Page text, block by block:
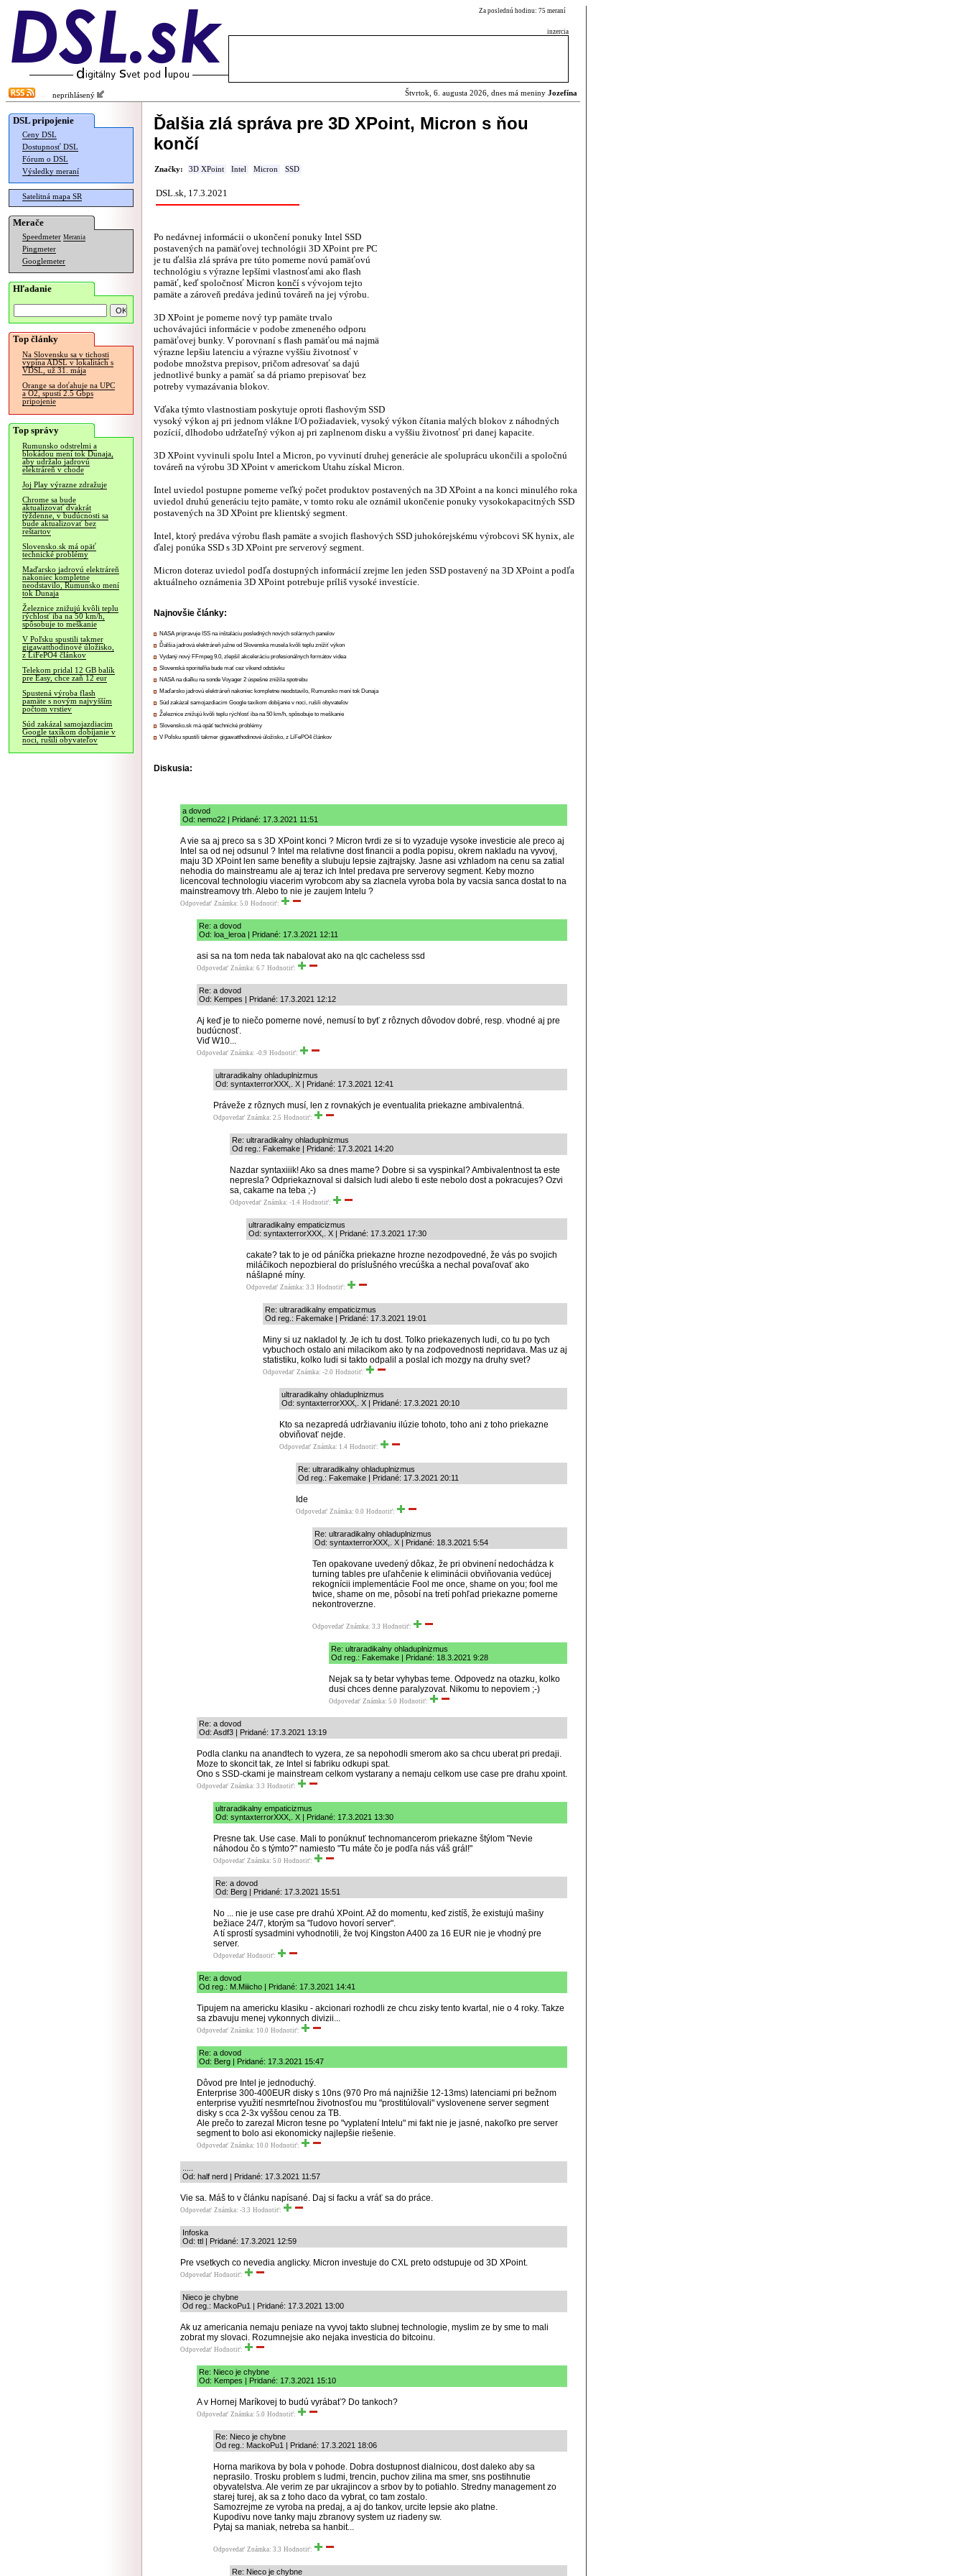
Za poslednú hodinu: 75 meraní
inzercia
neprihlásený Štvrtok, 6. augusta 2026, dnes má meniny Jozefína
DSL pripojenie
Ceny DSL
Dostupnosť DSL
Fórum o DSL
Výsledky meraní
Satelitná mapa SR
Merače
Speedmeter Merania
Pingmeter
Googlemeter
Hľadanie
Top články
Na Slovensku sa v tichosti
vypína ADSL v lokalitách s
VDSL, už 31. mája
Orange sa doťahuje na UPC
a O2, spustí 2.5 Gbps
pripojenie
Top správy
Rumunsko odstrelmi a
blokádou mení tok Dunaja,
aby udržalo jadrovú
elektráreň v chode
Joj Play výrazne zdražuje
Chrome sa bude
aktualizovať dvakrát
týždenne, v budúcnosti sa
bude aktualizovať bez
reštartov
Slovensko.sk má opäť
technické problémy
Maďarsko jadrovú elektráreň
nakoniec kompletne
neodstavilo, Rumunsko mení
tok Dunaja
Železnice znižujú kvôli teplu
rýchlosť iba na 50 km/h,
spôsobuje to meškanie
V Poľsku spustili takmer
gigawatthodinové úložisko,
z LiFePO4 článkov
Telekom pridal 12 GB balík
pre Easy, chce zaň 12 eur
Spustená výroba flash
pamäte s novým najvyšším
počtom vrstiev
Súd zakázal samojazdiacim
Google taxíkom dobíjanie v
noci, rušili obyvateľov
Ďalšia zlá správa pre 3D XPoint, Micron s ňou
končí
Značky: 3D XPoint Intel Micron SSD
DSL.sk, 17.3.2021
Po nedávnej informácii o ukončení ponuky Intel SSD
postavených na pamäťovej technológii 3D XPoint pre PC
je tu ďalšia zlá správa pre túto pomerne novú pamäťovú
technológiu s výrazne lepšími vlastnosťami ako flash
pamäť, keď spoločnosť Micron končí s vývojom tejto
pamäte a zároveň predáva jedinú továreň na jej výrobu.
3D XPoint je pomerne nový typ pamäte trvalo
uchovávajúci informácie v podobe zmeneného odporu
pamäťovej bunky. V porovnaní s flash pamäťou má najmä
výrazne lepšiu latenciu a výrazne vyššiu životnosť v
podobe množstva prepisov, pričom adresovať sa dajú
jednotlivé bunky a pamäť sa dá priamo prepisovať bez
potreby vymazávania blokov.
Vďaka týmto vlastnostiam poskytuje oproti flashovým SSD
vysoký výkon aj pri jednom vlákne I/O požiadaviek, vysoký výkon čítania malých blokov z náhodných
pozícií, dlhodobo udržateľný výkon aj pri zaplnenom disku a vyššiu životnosť pri danej kapacite.
3D XPoint vyvinuli spolu Intel a Micron, po vyvinutí druhej generácie ale spoluprácu ukončili a spoločnú
továreň na výrobu 3D XPoint v americkom Utahu získal Micron.
Intel uviedol postupne pomerne veľký počet produktov postavených na 3D XPoint a na konci minulého roka
uviedol druhú generáciu tejto pamäte, v tomto roku ale oznámil ukončenie ponuky vysokokapacitných SSD
postavených na 3D XPoint pre klientský segment.
Intel, ktorý predáva výrobu flash pamäte a svojich flashových SSD juhokórejskému výrobcovi SK hynix, ale
ďalej ponúka SSD s 3D XPoint pre serverový segment.
Micron doteraz uviedol podľa dostupných informácií zrejme len jeden SSD postavený na 3D XPoint a podľa
aktuálneho oznámenia 3D XPoint potrebuje príliš vysoké investície.
Najnovšie články:
NASA pripravuje ISS na inštaláciu posledných nových solárnych panelov
Ďalšia jadrová elektráreň južne od Slovenska musela kvôli teplu znížiť výkon
Vydaný nový FFmpeg 9.0, zlepšil akceleráciu profesionálnych formátov videa
Slovenská sporiteľňa bude mať cez víkend odstávku
NASA na diaľku na sonde Voyager 2 úspešne znížila spotrebu
Maďarsko jadrovú elektráreň nakoniec kompletne neodstavilo, Rumunsko mení tok Dunaja
Súd zakázal samojazdiacim Google taxíkom dobíjanie v noci, rušili obyvateľov
Železnice znižujú kvôli teplu rýchlosť iba na 50 km/h, spôsobuje to meškanie
Slovensko.sk má opäť technické problémy
V Poľsku spustili takmer gigawatthodinové úložisko, z LiFePO4 článkov
Diskusia:
a dovod
Od: nemo22 | Pridané: 17.3.2021 11:51
A vie sa aj preco sa s 3D XPoint konci ? Micron tvrdi ze si to vyzaduje vysoke investicie ale preco aj
Intel sa od nej odsunul ? Intel ma relativne dost financii a podla popisu, okrem nakladu na vyvovj,
maju 3D XPoint len same benefity a slubuju lepsie zajtrajsky. Jasne asi vzhladom na cenu sa zatial
nehodia do mainstreamu ale aj teraz ich Intel predava pre serverovy segment. Keby mozno
licencoval technologiu viacerim vyrobcom aby sa zlacnela vyroba bola by vacsia sanca dostat to na
mainstreamovy trh. Alebo to nie je zaujem Intelu ?
Odpovedať Známka: 5.0 Hodnotiť:
Re: a dovod
Od: loa_leroa | Pridané: 17.3.2021 12:11
asi sa na tom neda tak nabalovat ako na qlc cacheless ssd
Odpovedať Známka: 6.7 Hodnotiť:
Re: a dovod
Od: Kempes | Pridané: 17.3.2021 12:12
Aj keď je to niečo pomerne nové, nemusí to byť z rôznych dôvodov dobré, resp. vhodné aj pre
budúcnosť.
Viď W10...
Odpovedať Známka: -0.9 Hodnotiť:
ultraradikalny ohladuplnizmus
Od: syntaxterrorXXX,. X | Pridané: 17.3.2021 12:41
Práveže z rôznych musí, len z rovnakých je eventualita priekazne ambivalentná.
Odpovedať Známka: 2.5 Hodnotiť:
Re: ultraradikalny ohladuplnizmus
Od reg.: Fakemake | Pridané: 17.3.2021 14:20
Nazdar syntaxiiik! Ako sa dnes mame? Dobre si sa vyspinkal? Ambivalentnost ta este
nepresla? Odpriekaznoval si dalsich ludi alebo ti este nebolo dost a pokracujes? Ozvi
sa, cakame na teba ;-)
Odpovedať Známka: -1.4 Hodnotiť:
ultraradikalny empaticizmus
Od: syntaxterrorXXX,. X | Pridané: 17.3.2021 17:30
cakate? tak to je od páníčka priekazne hrozne nezodpovedné, že vás po svojich
miláčikoch nepozbieral do príslušného vrecúška a nechal povaľovať ako
nášlapné míny.
Odpovedať Známka: 3.3 Hodnotiť:
Re: ultraradikalny empaticizmus
Od reg.: Fakemake | Pridané: 17.3.2021 19:01
Miny si uz nakladol ty. Je ich tu dost. Tolko priekazenych ludi, co tu po tych
vybuchoch ostalo ani milacikom ako ty na zodpovednosti nepridava. Mas uz aj
statistiku, kolko ludi si takto odpalil a poslal ich mozgy na druhy svet?
Odpovedať Známka: -2.0 Hodnotiť:
ultraradikalny ohladuplnizmus
Od: syntaxterrorXXX,. X | Pridané: 17.3.2021 20:10
Kto sa nezapredá udržiavaniu ilúzie tohoto, toho ani z toho priekazne
obviňovať nejde.
Odpovedať Známka: 1.4 Hodnotiť:
Re: ultraradikalny ohladuplnizmus
Od reg.: Fakemake | Pridané: 17.3.2021 20:11
Ide
Odpovedať Známka: 0.0 Hodnotiť:
Re: ultraradikalny ohladuplnizmus
Od: syntaxterrorXXX,. X | Pridané: 18.3.2021 5:54
Ten opakovane uvedený dôkaz, že pri obvinení nedochádza k
turning tables pre uľahčenie k eliminácii obviňovania vedúcej
rekognícii implementácie Fool me once, shame on you; fool me
twice, shame on me, pôsobí na tretí pohľad priekazne pomerne
nekontroverzne.
Odpovedať Známka: 3.3 Hodnotiť:
Re: ultraradikalny ohladuplnizmus
Od reg.: Fakemake | Pridané: 18.3.2021 9:28
Nejak sa ty betar vyhybas teme. Odpovedz na otazku, kolko
dusi chces denne paralyzovat. Nikomu to nepoviem ;-)
Odpovedať Známka: 5.0 Hodnotiť:
Re: a dovod
Od: Asdf3 | Pridané: 17.3.2021 13:19
Podla clanku na anandtech to vyzera, ze sa nepohodli smerom ako sa chcu uberat pri predaji.
Moze to skoncit tak, ze Intel si fabriku odkupi spat.
Ono s SSD-ckami je mainstream celkom vystarany a nemaju celkom use case pre drahu xpoint.
Odpovedať Známka: 3.3 Hodnotiť:
ultraradikalny empaticizmus
Od: syntaxterrorXXX,. X | Pridané: 17.3.2021 13:30
Presne tak. Use case. Mali to ponúknuť technomancerom priekazne štýlom "Nevie
náhodou čo s týmto?" namiesto "Tu máte čo je podľa nás váš grál!"
Odpovedať Známka: 5.0 Hodnotiť:
Re: a dovod
Od: Berg | Pridané: 17.3.2021 15:51
No ... nie je use case pre drahú XPoint. Až do momentu, keď zistíš, že existujú mašiny
bežiace 24/7, ktorým sa "ľudovo hovorí server".
A tí sprostí sysadmini vyhodnotili, že tvoj Kingston A400 za 16 EUR nie je vhodný pre
server.
Odpovedať Hodnotiť:
Re: a dovod
Od reg.: M.Miiicho | Pridané: 17.3.2021 14:41
Tipujem na americku klasiku - akcionari rozhodli ze chcu zisky tento kvartal, nie o 4 roky. Takze
sa zbavuju menej vykonnych divizii...
Odpovedať Známka: 10.0 Hodnotiť:
Re: a dovod
Od: Berg | Pridané: 17.3.2021 15:47
Dôvod pre Intel je jednoduchý.
Enterprise 300-400EUR disky s 10ns (970 Pro má najnižšie 12-13ms) latenciami pri bežnom
enterprise využití nesmrteľnou životnosťou mu "prostitúlovali" vyslovenene server segment
disky s cca 2-3x vyššou cenou za TB.
Ale prečo to zarezal Micron tesne po "vyplatení Intelu" mi fakt nie je jasné, nakoľko pre server
segment to bolo asi ekonomicky najlepšie riešenie.
Odpovedať Známka: 10.0 Hodnotiť:
Od: half nerd | Pridané: 17.3.2021 11:57
Vie sa. Máš to v článku napísané. Daj si facku a vráť sa do práce.
Odpovedať Známka: -3.3 Hodnotiť:
Infoska
Od: ttl | Pridané: 17.3.2021 12:59
Pre vsetkych co nevedia anglicky. Micron investuje do CXL preto odstupuje od 3D XPoint.
Odpovedať Hodnotiť:
Nieco je chybne
Od reg.: MackoPu1 | Pridané: 17.3.2021 13:00
Ak uz americania nemaju peniaze na vyvoj takto slubnej technologie, myslim ze by sme to mali
zobrat my slovaci. Rozumnejsie ako nejaka investicia do bitcoinu.
Odpovedať Hodnotiť:
Re: Nieco je chybne
Od: Kempes | Pridané: 17.3.2021 15:10
A v Hornej Maríkovej to budú vyrábať? Do tankoch?
Odpovedať Známka: 5.0 Hodnotiť:
Re: Nieco je chybne
Od reg.: MackoPu1 | Pridané: 17.3.2021 18:06
Horna marikova by bola v pohode. Dobra dostupnost dialnicou, dost daleko aby sa
neprasilo. Trosku problem s ludmi, trencin, puchov zilina ma smer, sns postihnutie
obyvatelstva. Ale verim ze par ukrajincov a srbov by to potiahlo. Stredny management zo
starej turej, ak sa z toho daco da vybrat, co tam zostalo.
Samozrejme ze vyroba na predaj, a aj do tankov, urcite lepsie ako platne.
Kupodivu nove tanky maju zbranovy system uz riadeny sw.
Pytaj sa maniak, netreba sa hanbit...
Odpovedať Známka: 3.3 Hodnotiť:
Re: Nieco je chybne